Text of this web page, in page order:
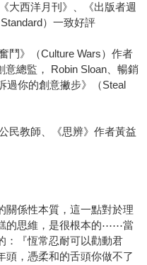
大西洋月刊》、《出版者週
）一致好評
鬥》（Culture Wars）作者
意總監， Robin Sloan、暢銷
過你的創意撇步》（Steal
民教師、《思辨》作者黃益
係性本質，這一點對於理
的思維，是很根本的⋯⋯當
：『恆常忍耐可以勸動君
頭，憑柔和的舌頭你做不了